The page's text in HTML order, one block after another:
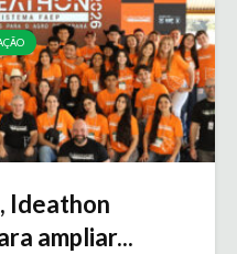
Ideathon
ampliar...